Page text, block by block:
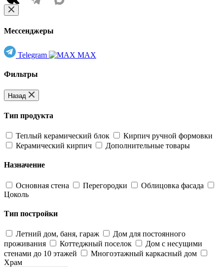
Мессенджеры
Telegram MAX
Фильтры
Назад
Тип продукта
Теплый керамический блок
Кирпич ручной формовки
Керамический кирпич
Дополнительные товары
Назначение
Основная стена Перегородки
Облицовка фасада
Цоколь
Тип постройки
Летний дом, баня, гараж
Дом для постоянного
проживания
Коттеджный поселок
Дом с несущими
стенами до 10 этажей
Многоэтажный каркасный дом
Храм